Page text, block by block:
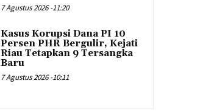
7 Agustus 2026 -11:20
Kasus Korupsi Dana PI 10
Persen PHR Bergulir, Kejati
Riau Tetapkan 9 Tersangka
Baru
7 Agustus 2026 -10:11